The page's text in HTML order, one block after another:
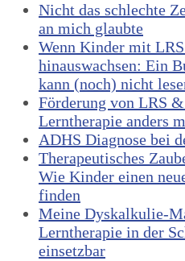
Nicht das schlechte
an mich glaubte
Wenn Kinder mit
hinauswachsen: Ein
kann (noch) nicht
Förderung von LRS
Lerntherapie anders
ADHS Diagnose bei
Therapeutisches
Wie Kinder einen
finden
Meine Dyskalkulie-
Lerntherapie in der
einsetzbar